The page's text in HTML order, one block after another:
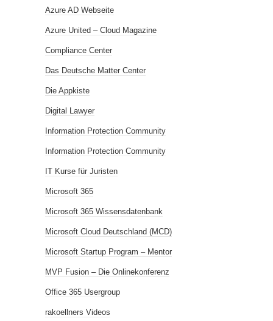
Azure AD Webseite
Azure United – Cloud Magazine
Compliance Center
Das Deutsche Matter Center
Die Appkiste
Digital Lawyer
Information Protection Community
Information Protection Community
IT Kurse für Juristen
Microsoft 365
Microsoft 365 Wissensdatenbank
Microsoft Cloud Deutschland (MCD)
Microsoft Startup Program – Mentor
MVP Fusion – Die Onlinekonferenz
Office 365 Usergroup
rakoellners Videos